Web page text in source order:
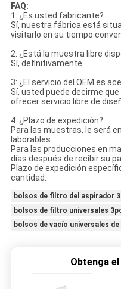
FAQ:
1: ¿Es usted fabricante?
Sí, nuestra fábrica está
visitarlo en su tiempo
2: ¿Está la muestra libre
Sí, definitivamente.
3: ¿El servicio del OEM es
Sí, usted puede decirme
ofrecer servicio libre de
4: ¿Plazo de expedición?
Para las muestras, le será
laborables.
Para las producciones en
días después de recibir su
Plazo de expedición
cantidad.
bolsos de filtro del aspirador
bolsos de filtro universales
bolsos de vacío universales
Obtenga